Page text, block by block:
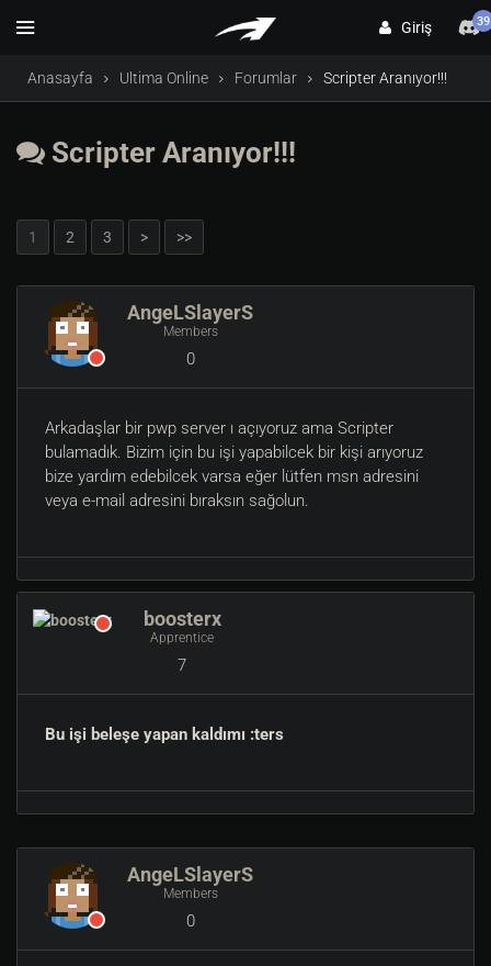
Giriş 39
Anasayfa Ultima Online Forumlar Scripter Aranıyor!!!
Scripter Aranıyor!!!
1 2 3 > >>
AngeLSlayerS
Members
0
Arkadaşlar bir pwp server ı açıyoruz ama Scripter
bulamadık. Bizim için bu işi yapabilcek bir kişi arıyoruz
bize yardım edebilcek varsa eğer lütfen msn adresini
veya e-mail adresini bıraksın sağolun.
boosterx
Apprentice
7
Bu işi beleşe yapan kaldımı :ters
AngeLSlayerS
Members
0